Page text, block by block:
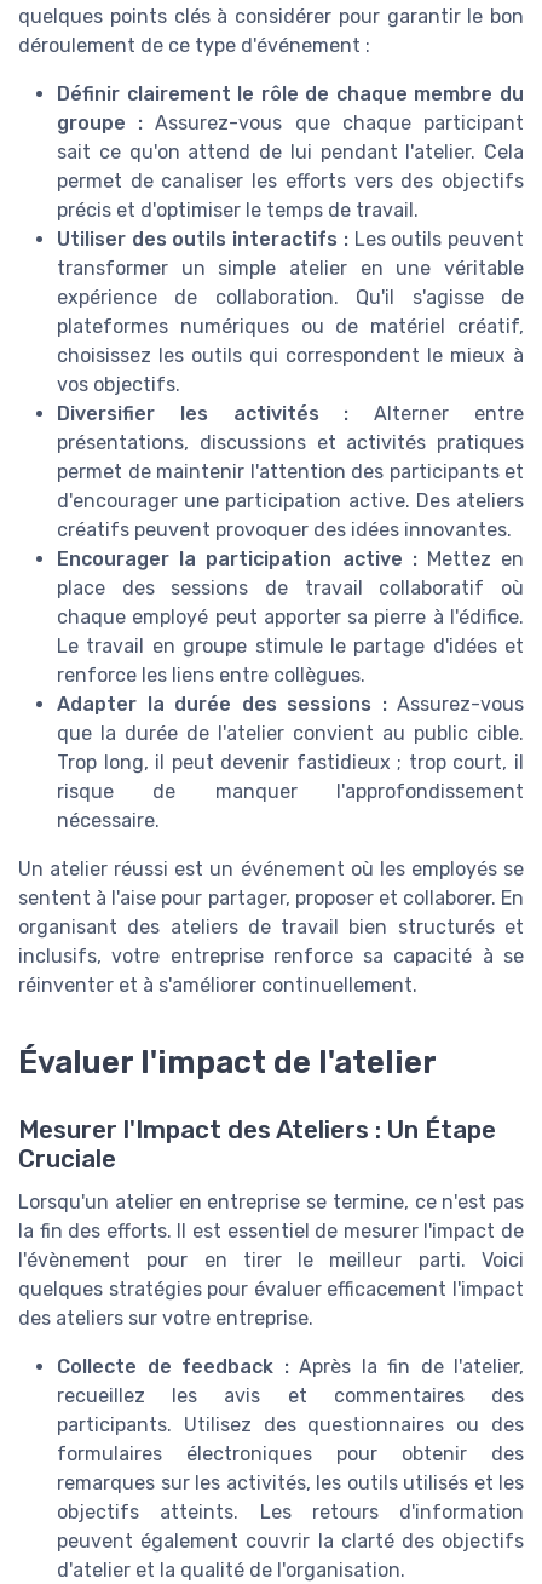
quelques points clés à considérer pour garantir le bon
déroulement de ce type d'événement :
Définir clairement le rôle de chaque membre du
groupe : Assurez-vous que chaque participant
sait ce qu'on attend de lui pendant l'atelier. Cela
permet de canaliser les efforts vers des objectifs
précis et d'optimiser le temps de travail.
Utiliser des outils interactifs :Les outils peuvent
transformer un simple atelier en une véritable
expérience de collaboration. Qu'il s'agisse de
plateformes numériques ou de matériel créatif,
choisissez les outils qui correspondent le mieux à
vos objectifs.
Diversifier les activités : Alterner entre
présentations, discussions et activités pratiques
permet de maintenir l'attention des participants et
d'encourager une participation active. Des ateliers
créatifs peuvent provoquer des idées innovantes.
Encourager la participation active :Mettez en
place des sessions de travail collaboratif où
chaque employé peut apporter sa pierre à l'édifice.
Le travail en groupe stimule le partage d'idées et
renforce les liens entre collègues.
Adapter la durée des sessions :Assurez-vous
que la durée de l'atelier convient au public cible.
Trop long, il peut devenir fastidieux ; trop court, il
risque de manquer l'approfondissement
nécessaire.
Un atelier réussi est un événement où les employés se
sentent à l'aise pour partager, proposer et collaborer. En
organisant des ateliers de travail bien structurés et
inclusifs, votre entreprise renforce sa capacité à se
réinventer et à s'améliorer continuellement.
Évaluer l'impact de l'atelier
Mesurer l'Impact des Ateliers : Un Étape
Cruciale
Lorsqu'un atelier en entreprise se termine, ce n'est pas
la fin des efforts. Il est essentiel de mesurer l'impact de
l'évènement pour en tirer le meilleur parti. Voici
quelques stratégies pour évaluer efficacement l'impact
des ateliers sur votre entreprise.
Collecte de feedback :Après la fin de l'atelier,
recueillez les avis et commentaires des
participants. Utilisez des questionnaires ou des
formulaires électroniques pour obtenir des
remarques sur les activités, les outils utilisés et les
objectifs atteints. Les retours d'information
peuvent également couvrir la clarté des objectifs
d'atelier et la qualité de l'organisation.